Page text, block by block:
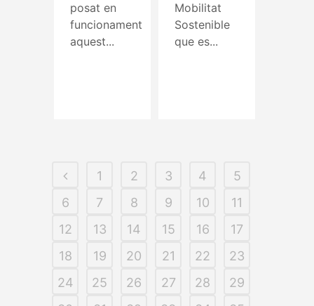
posat en
funcionament
aquest...
Mobilitat
Sostenible
que es...
1 2 3 4
5
6
7 8 9 10
11
12
13 14 15 16
17
18
19 20 21 22
23
24
25 26 27 28
29